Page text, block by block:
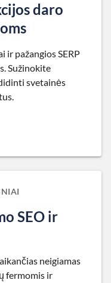
daro
pažangios SERP
Sužinokite
svetainės
SEO ir
neigiamas
fermomis ir